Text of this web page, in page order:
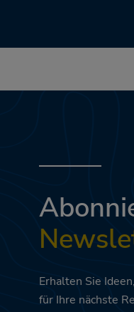
Erhalten Sie
für Ihre nächste